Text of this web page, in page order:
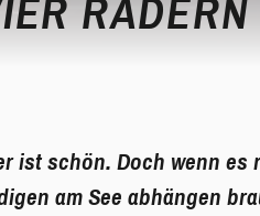
RÄDERN
ist schön. Doch wenn es
am See abhängen